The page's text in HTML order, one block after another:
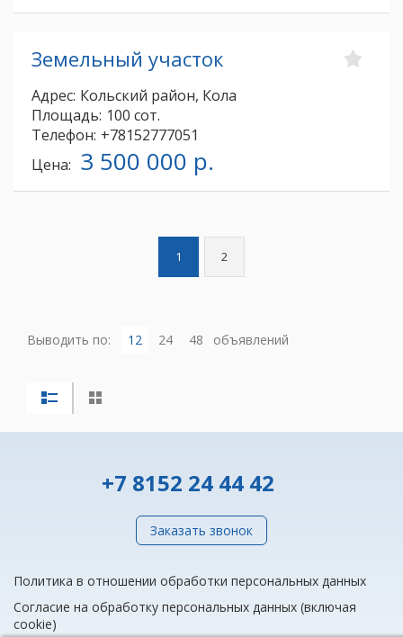
Земельный участок
Адрес: Кольский район, Кола
Площадь: 100 сот.
Телефон: +78152777051
Цена: 3 500 000 р.
1 2
Выводить по: 12 24 48 объявлений
+7 8152 24 44 42
Заказать звонок
Политика в отношении обработки персональных данных
Согласие на обработку персональных данных (включая
cookie)